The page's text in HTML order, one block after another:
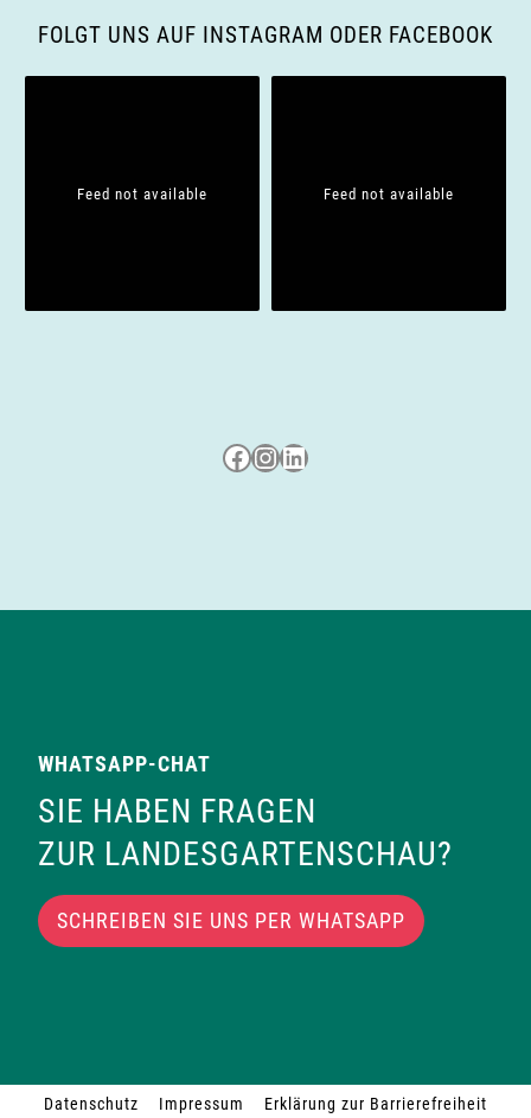
FOLGT UNS AUF INSTAGRAM ODER FACEBOOK
Feed not available Feed not available
Besuche uns auf Facebook
Besuche uns auf Instagram
LinkedIn
WHATSAPP-CHAT
SIE HABEN FRAGEN
ZUR LANDESGARTENSCHAU?
SCHREIBEN SIE UNS PER WHATSAPP
Datenschutz Impressum Erklärung zur Barrierefreiheit